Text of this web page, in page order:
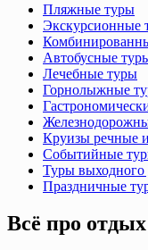
Пляжные туры
Экскурсионные
Автобусные
Лечебные туры
Горнолыжные
Круизы речные
Событийные
Туры выходного
Праздничные
Всё про отдых